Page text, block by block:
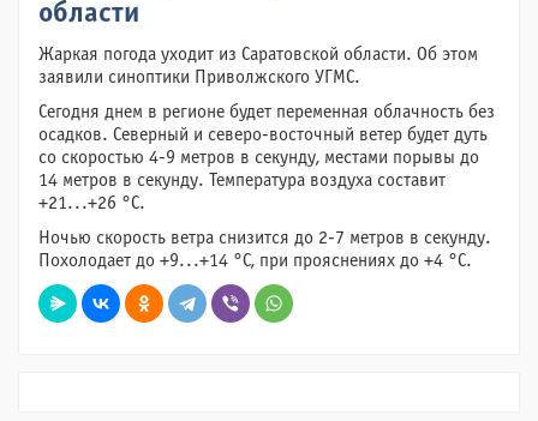
области
Жаркая погода уходит из Саратовской области. Об этом
заявили синоптики Приволжского УГМС.
Сегодня днем в регионе будет переменная облачность без
осадков. Северный и северо-восточный ветер будет дуть
со скоростью 4-9 метров в секунду, местами порывы до
14 метров в секунду. Температура воздуха составит
+21...+26 °C.
Ночью скорость ветра снизится до 2-7 метров в секунду.
Похолодает до +9...+14 °C, при прояснениях до +4 °C.